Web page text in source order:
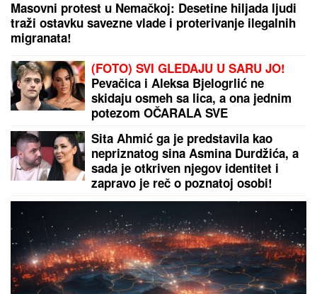
(VIDEO) OVAKO ČEDA JOVANOVIĆ
BIRNE O ACI KOSU NAKON
na njegova omiljena jela: "On živi od
ljubavi"
"ODUSTALI SMO OD VANTELESNE